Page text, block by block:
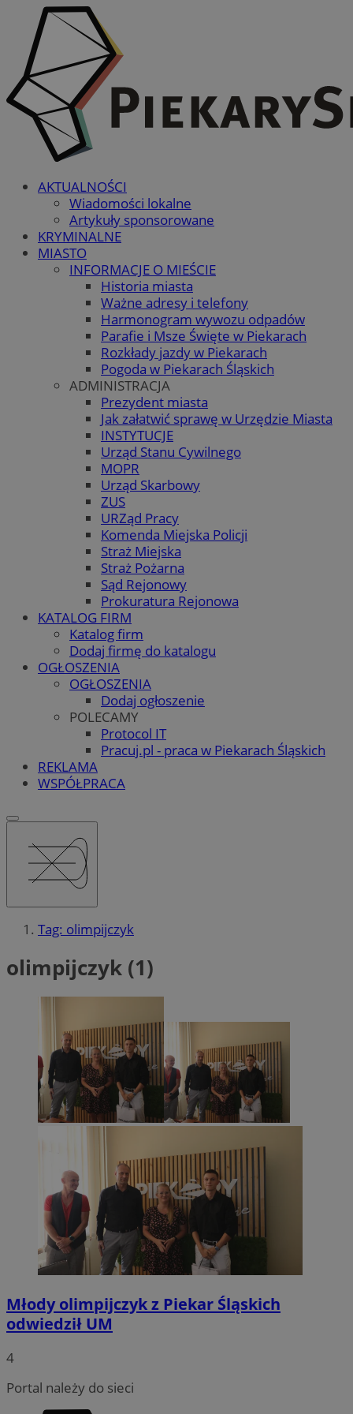
AKTUALNOŚCI
Wiadomości lokalne
Artykuły sponsorowane
KRYMINALNE
MIASTO
INFORMACJE O MIEŚCIE
Historia miasta
Ważne adresy i telefony
Harmonogram wywozu odpadów
Parafie i Msze Święte w Piekarach
Rozkłady jazdy w Piekarach
Pogoda w Piekarach Śląskich
ADMINISTRACJA
Prezydent miasta
Jak załatwić sprawę w Urzędzie Miasta
INSTYTUCJE
Urząd Stanu Cywilnego
MOPR
Urząd Skarbowy
ZUS
URZąd Pracy
Komenda Miejska Policji
Straż Miejska
Straż Pożarna
Sąd Rejonowy
Prokuratura Rejonowa
KATALOG FIRM
Katalog firm
Dodaj firmę do katalogu
OGŁOSZENIA
OGŁOSZENIA
Dodaj ogłoszenie
POLECAMY
Protocol IT
Pracuj.pl - praca w Piekarach Śląskich
REKLAMA
WSPÓŁPRACA
Tag: olimpijczyk
olimpijczyk (1)
Młody olimpijczyk z Piekar Śląskich
odwiedził UM
4
Portal należy do sieci